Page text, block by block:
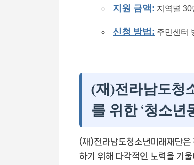
지원 금액: 지역별
신청 방법: 주민센터
(재)전라남도청
를 위한 ‘청소년
(재)전라남도청소년미래재단은
하기 위해 다각적인 노력을 기